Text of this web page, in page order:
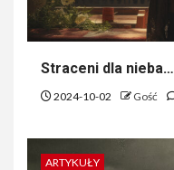
Straceni dla nieba…
2024-10-02 Gość
ARTYKUŁY